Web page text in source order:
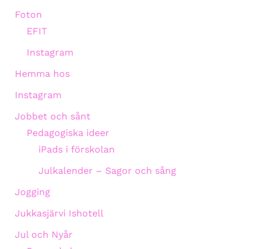
Foton
EFIT
Instagram
Hemma hos
Instagram
Jobbet och sånt
Pedagogiska ideer
iPads i förskolan
Julkalender – Sagor och sång
Jogging
Jukkasjärvi Ishotell
Jul och Nyår